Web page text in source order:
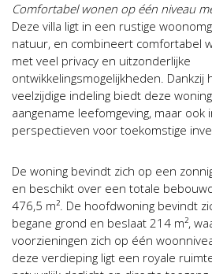
Comfortabel wonen op één niveau
Deze villa ligt in een rustige
natuur, en combineert comfortabel
met veel privacy en uitzonderlijke
ontwikkelingsmogelijkheden.
veelzijdige indeling biedt deze
aangename leefomgeving, maar ook
perspectieven voor toekomstige
De woning bevindt zich op een
en beschikt over een totale
476,5 m². De hoofdwoning bevindt
begane grond en beslaat 214 m²,
voorzieningen zich op één
deze verdieping ligt een royale